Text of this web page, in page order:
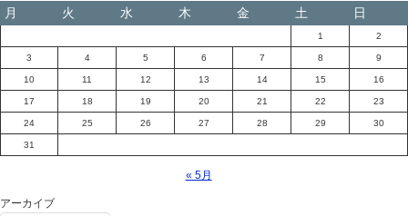
月 火 水 木 金 土 日
1 2
3 4 5 6 7 8 9
10 11 12 13 14 15 16
17 18 19 20 21 22 23
24 25 26 27 28 29 30
31
« 5月
アーカイブ